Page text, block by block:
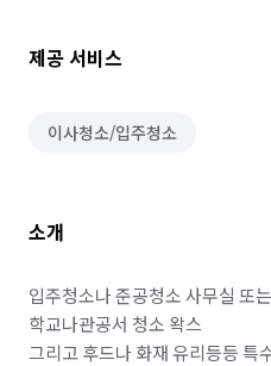
제공 서비스
이사청소/입주청소
소개
입주청소나 준공청소 사무실 또
학교나관공서 청소 왁스
그리고 후드나 화재 유리등등 특